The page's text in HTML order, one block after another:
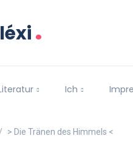
.
Ich
> Die Tränen des Himmels <